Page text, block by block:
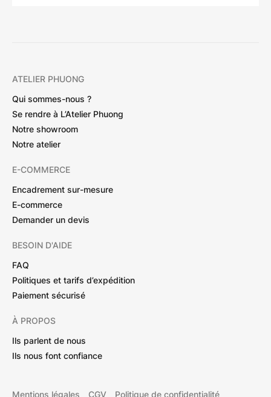
ATELIER PHUONG
Qui sommes-nous ?
Se rendre à L’Atelier Phuong
Notre showroom
Notre atelier
E-COMMERCE
Encadrement sur-mesure
E-commerce
Demander un devis
BESOIN D'AIDE
FAQ
Politiques et tarifs d’expédition
Paiement sécurisé
À PROPOS
Ils parlent de nous
Ils nous font confiance
Mentions légales CGV Politique de confidentialité